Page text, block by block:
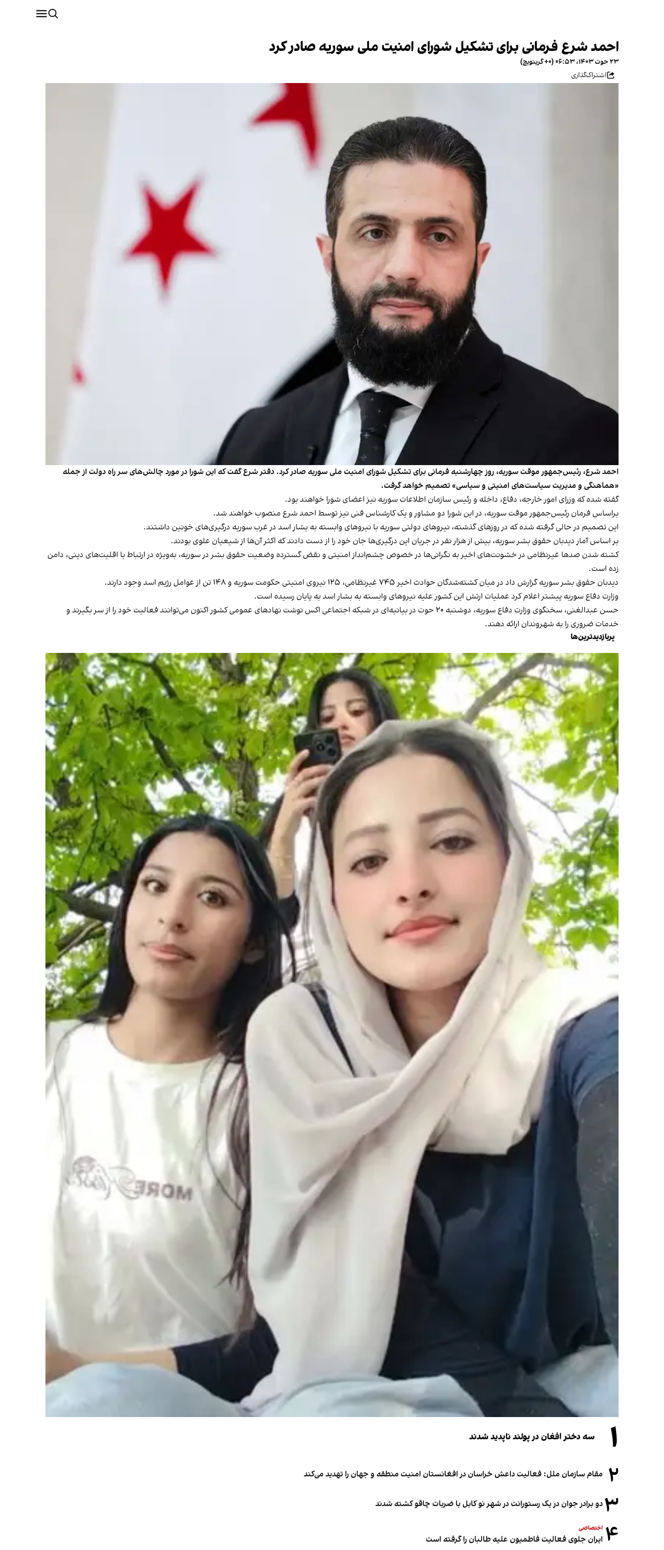
احمد شرع فرمانی برای تشکیل شورای امنیت ملی سوریه صادر کرد
۲۳ حوت ۱۴۰۳، ۰۶:۵۳ (‎+۰ گرینویچ)
اشتراک‌گذاری
احمد شرع، رئیس‌جمهور موقت سوریه، روز چهارشنبه فرمانی برای تشکیل شورای امنیت ملی سوریه صادر کرد. دفتر شرع گفت که این شورا در مورد چالش‌های سر راه دولت از جمله
«هماهنگی و مدیریت سیاست‌های امنیتی و سیاسی» تصمیم خواهد گرفت.
گفته شده که وزرای امور خارجه، دفاع، داخله و رئیس سازمان اطلاعات سوریه نیز اعضای شورا خواهند بود.
براساس فرمان رئيس‌جمهور موقت سوریه، در این شورا دو مشاور و یک کارشناس فنی نیز توسط احمد شرع منصوب خواهند شد.
این تصمیم در حالی گرفته شده که در روزهای گذشته، نیروهای دولتی سوریه با نیروهای وابسته به بشار اسد در غرب سوریه درگیری‌های خونین داشتند.
بر اساس آمار دیدبان حقوق بشر سوریه، بیش از هزار نفر در جریان این درگیری‌ها جان خود را از دست دادند که اکثر آن‌ها از شیعیان علوی بودند.
کشته شدن صدها غیرنظامی در خشونت‌های اخیر به نگرانی‌ها در خصوص چشم‌انداز امنیتی و نقض گسترده وضعیت حقوق بشر در سوریه، به‌ویژه در ارتباط با اقلیت‌های دینی، دامن
زده است.
دیدبان حقوق بشر سوریه گزارش داد در میان کشته‌شدگان حوادث اخیر ۷۴۵ غیرنظامی، ۱۲۵ نیروی امنیتی حکومت سوریه و ۱۴۸ تن از عوامل رژیم اسد وجود دارند.
وزارت دفاع سوریه پیشتر اعلام کرد عملیات ارتش این کشور علیه نیروهای وابسته به بشار اسد به پایان رسیده است.
حسن عبدالغنی، سخنگوی وزارت دفاع سوریه، دوشنبه ۲۰ حوت در بیانیه‌ای در شبکه اجتماعی اکس نوشت نهادهای عمومی کشور اکنون می‌توانند فعالیت خود را از سر بگیرند و
خدمات ضروری را به شهروندان ارائه دهند.
پربازدیدترین‌ها
۱ سه دختر افغان در پولند ناپدید شدند
۲ مقام سازمان ملل: فعالیت داعش خراسان در افغانستان امنیت منطقه و جهان را تهدید می‌کند
۳دو برادر جوان در یک رستورانت در شهر نو کابل با ضربات چاقو کشته شدند
۴ اختصاصی
ایران جلوی فعالیت فاطمیون علیه طالبان را گرفته است